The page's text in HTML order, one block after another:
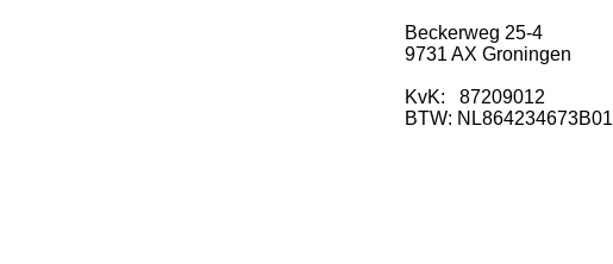
Beckerweg 25-4
9731 AX Groningen
KvK: 87209012
BTW: NL864234673B01